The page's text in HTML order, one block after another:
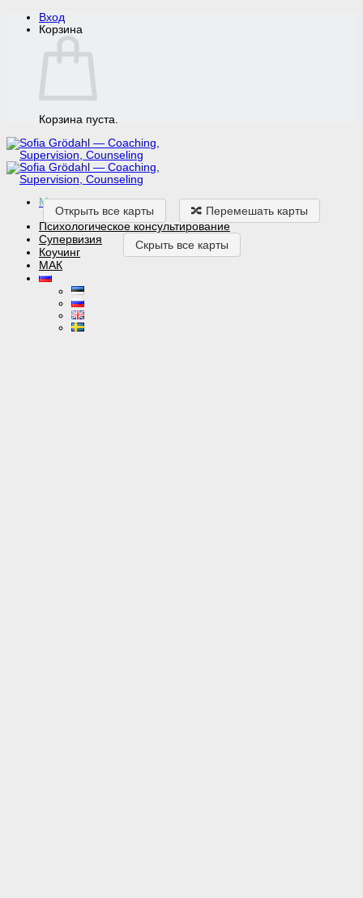
Skip
Вход
Корзина
Корзина пуста.
Menu
Психологическое консультирование
Супервизия
Коучинг
МАК
Открыть все карты 🔀 Перемешать карты
Скрыть все карты